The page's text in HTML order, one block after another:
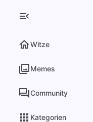
Witze
Memes
Community
Kategorien